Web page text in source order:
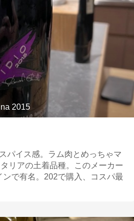
2015
パイス感。ラム肉とめっちゃマ
リアの土着品種。このメーカー
で有名。202で購入、コスパ最